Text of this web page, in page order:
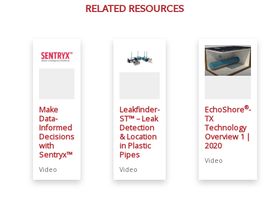
RELATED RESOURCES
Make
Data-
Informed
Decisions
with
Sentryx™
Video
Leakfinder-
ST™ – Leak
Detection
& Location
in Plastic
Pipes
Video
EchoShore®-
TX
Technology
Overview 1 |
2020
Video